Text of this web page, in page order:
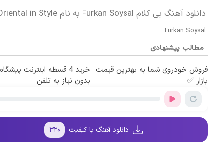
دانلود آهنگ بی کلام Furkan Soysal به نام Oriental in Style
Furkan Soysal
مطالب پیشنهادی
فروش خودروی شما به بهترین قیمت
بازار ✅
خرید 4 قسطه اینترنت
بدون نیاز به تلفن
دانلود آهنگ با کیفیت ۳۲۰